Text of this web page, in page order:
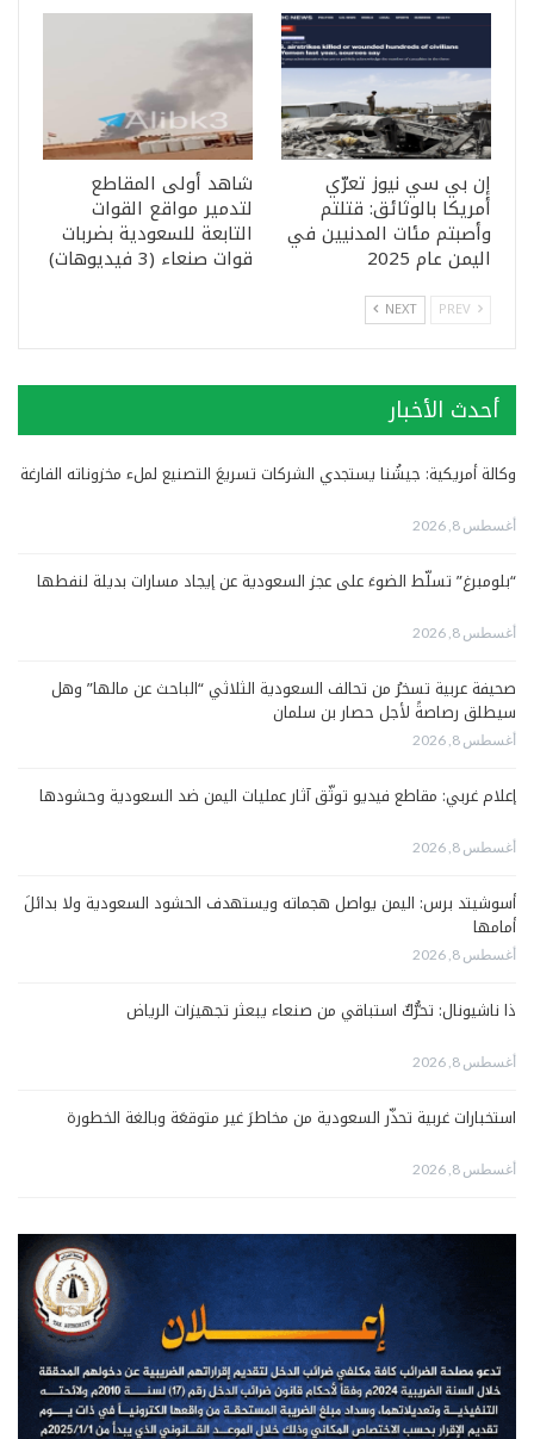
إن بي سي نيوز تعرّي
أمريكا بالوثائق: قتلتم
وأصبتم مئات المدنيين في
اليمن عام 2025
شاهد أولى المقاطع
لتدمير مواقع القوات
التابعة للسعودية بضربات
قوات صنعاء (3 فيديوهات)
NEXT
أحدث الأخبار
وكالة أمريكية: جيشُنا يستجدي الشركات تسريعَ التصنيع لملء مخزوناته الفارغة
أغسطس 8, 2026
“بلومبرغ” تسلّط الضوءَ على عجز السعودية عن إيجاد مسارات بديلة لنفطها
أغسطس 8, 2026
صحيفة عربية تسخرُ من تحالف السعودية الثلاثي “الباحث عن مالها” وهل
سيطلق رصاصةً لأجل حصار بن سلمان
أغسطس 8, 2026
إعلام غربي: مقاطع فيديو توثّق آثار عمليات اليمن ضد السعودية وحشودها
أغسطس 8, 2026
أسوشيتد برس: اليمن يواصل هجماته ويستهدف الحشود السعودية ولا بدائلَ
أمامها
أغسطس 8, 2026
ذا ناشيونال: تحرُّكٌ استباقي من صنعاء يبعثر تجهيزات الرياض
أغسطس 8, 2026
استخبارات غربية تحذّر السعودية من مخاطرَ غير متوقعَة وبالغة الخطورة
أغسطس 8, 2026